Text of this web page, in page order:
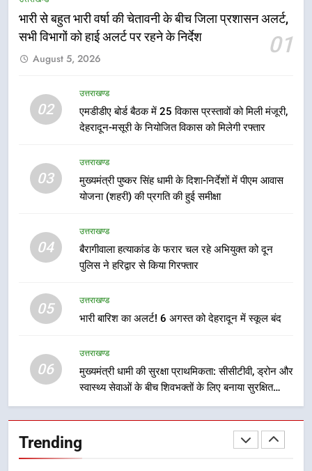
भारी से बहुत भारी वर्षा की चेतावनी के बीच जिला प्रशासन अलर्ट,
सभी विभागों को हाई अलर्ट पर रहने के निर्देश
01
August 5, 2026
02
उत्तराखण्ड
एमडीडीए बोर्ड बैठक में 25 विकास प्रस्तावों को मिली मंजूरी,
देहरादून-मसूरी के नियोजित विकास को मिलेगी रफ्तार
03
उत्तराखण्ड
मुख्यमंत्री पुष्कर सिंह धामी के दिशा-निर्देशों में पीएम आवास
योजना (शहरी) की प्रगति की हुई समीक्षा
04
उत्तराखण्ड
बैरागीवाला हत्याकांड के फरार चल रहे अभियुक्त को दून
पुलिस ने हरिद्वार से किया गिरफ्तार
05
उत्तराखण्ड
भारी बारिश का अलर्ट! 6 अगस्त को देहरादून में स्कूल बंद
06
उत्तराखण्ड
मुख्यमंत्री धामी की सुरक्षा प्राथमिकता: सीसीटीवी, ड्रोन और
स्वास्थ्य सेवाओं के बीच शिवभक्तों के लिए बनाया सुरक्षित
Trending
6
मुख्यमंत्री धामी की सुरक्षा प्राथमिकता:
7
एसआईआर प्रक्रिया की निगरानी के लिए
ब्लैक स्पॉट होंगे सुरक्षित, हर माह होगी
प्रगति समीक्षा
उत्तराखण्ड
1
भारी से बहुत भारी वर्षा की चेतावनी के बीच
एमडीडीए बोर्ड बैठक में 25 विकास प्रस्तावों
को मिली मंजूरी, देहरादून-मसूरी के
नियोजित विकास को मिलेगी रफ्तार